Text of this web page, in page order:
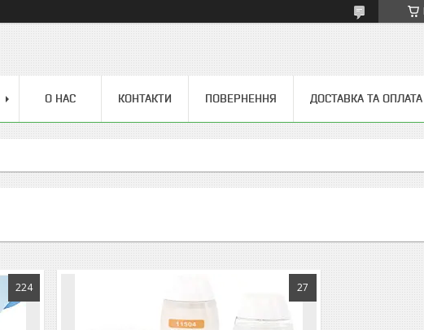
О НАС КОНТАКТИ ПОВЕРНЕННЯ ДОСТАВКА ТА ОПЛАТА
224 27